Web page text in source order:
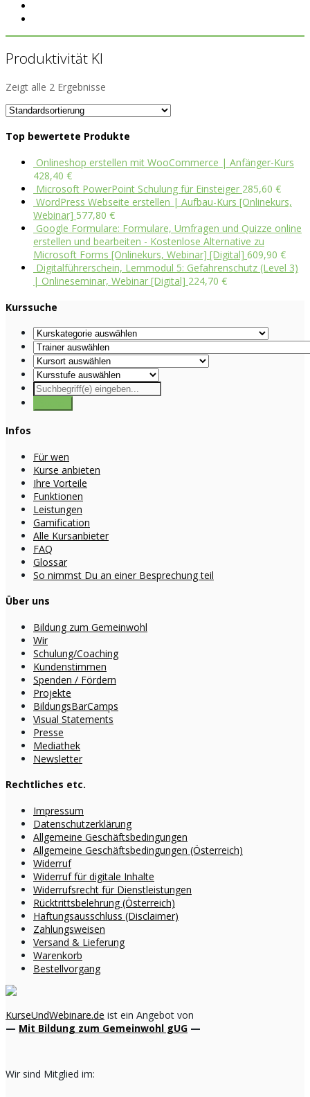
Produktivität KI
Zeigt alle 2 Ergebnisse
Top bewertete Produkte
Onlineshop erstellen mit WooCommerce | Anfänger-Kurs
428,40 €
Microsoft PowerPoint Schulung für Einsteiger 285,60 €
WordPress Webseite erstellen | Aufbau-Kurs [Onlinekurs,
Webinar] 577,80 €
Google Formulare: Formulare, Umfragen und Quizze online
erstellen und bearbeiten - Kostenlose Alternative zu
Microsoft Forms [Onlinekurs, Webinar] [Digital] 609,90 €
Digitalführerschein, Lernmodul 5: Gefahrenschutz (Level 3)
| Onlineseminar, Webinar [Digital] 224,70 €
Kurssuche
Infos
Für wen
Kurse anbieten
Ihre Vorteile
Funktionen
Leistungen
Gamification
Alle Kursanbieter
FAQ
Glossar
So nimmst Du an einer Besprechung teil
Über uns
Bildung zum Gemeinwohl
Wir
Schulung/Coaching
Kundenstimmen
Spenden / Fördern
Projekte
BildungsBarCamps
Visual Statements
Presse
Mediathek
Newsletter
Rechtliches etc.
Impressum
Datenschutzerklärung
Allgemeine Geschäftsbedingungen
Allgemeine Geschäftsbedingungen (Österreich)
Widerruf
Widerruf für digitale Inhalte
Widerrufsrecht für Dienstleistungen
Rücktrittsbelehrung (Österreich)
Haftungsausschluss (Disclaimer)
Zahlungsweisen
Versand & Lieferung
Warenkorb
Bestellvorgang
KurseUndWebinare.de ist ein Angebot von
— Mit Bildung zum Gemeinwohl gUG —
Wir sind Mitglied im: